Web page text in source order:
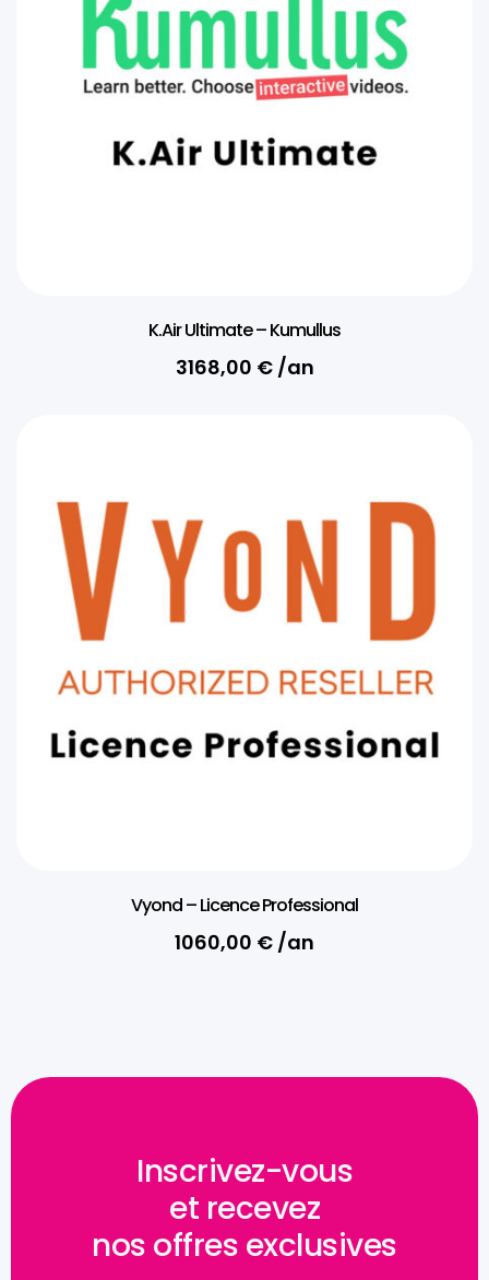
K.Air Ultimate – Kumullus
3168,00 €/an
Vyond – Licence Professional
1060,00 € /an
Inscrivez-vous
et recevez
nos offres exclusives